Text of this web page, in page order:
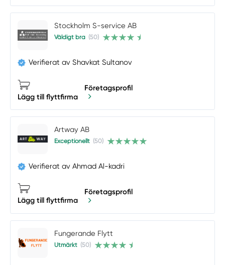
Stockholm S-service AB
Väldigt bra (50)
Verifierat av Shavkat Sultanov
Lägg till flyttfirma
Företagsprofil
Artway AB
Exceptionellt (50)
Verifierat av Ahmad Al-kadri
Lägg till flyttfirma
Företagsprofil
Fungerande Flytt
Utmärkt (50)